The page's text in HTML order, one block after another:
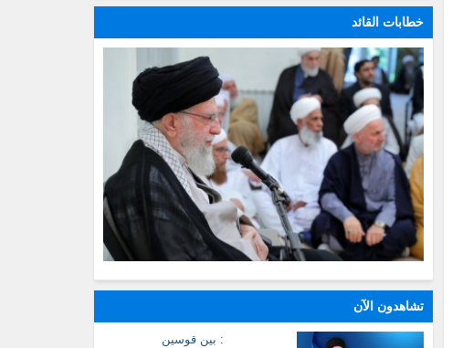
خطابات القائد
تشاهدون الآن
: بين قوسين